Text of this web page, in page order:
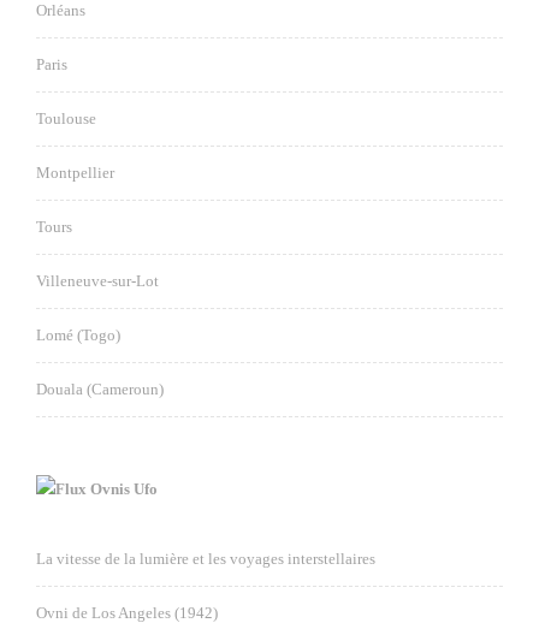
Orléans
Paris
Toulouse
Montpellier
Tours
Villeneuve-sur-Lot
Lomé (Togo)
Douala (Cameroun)
Ovnis Ufo
La vitesse de la lumière et les voyages interstellaires
Ovni de Los Angeles (1942)